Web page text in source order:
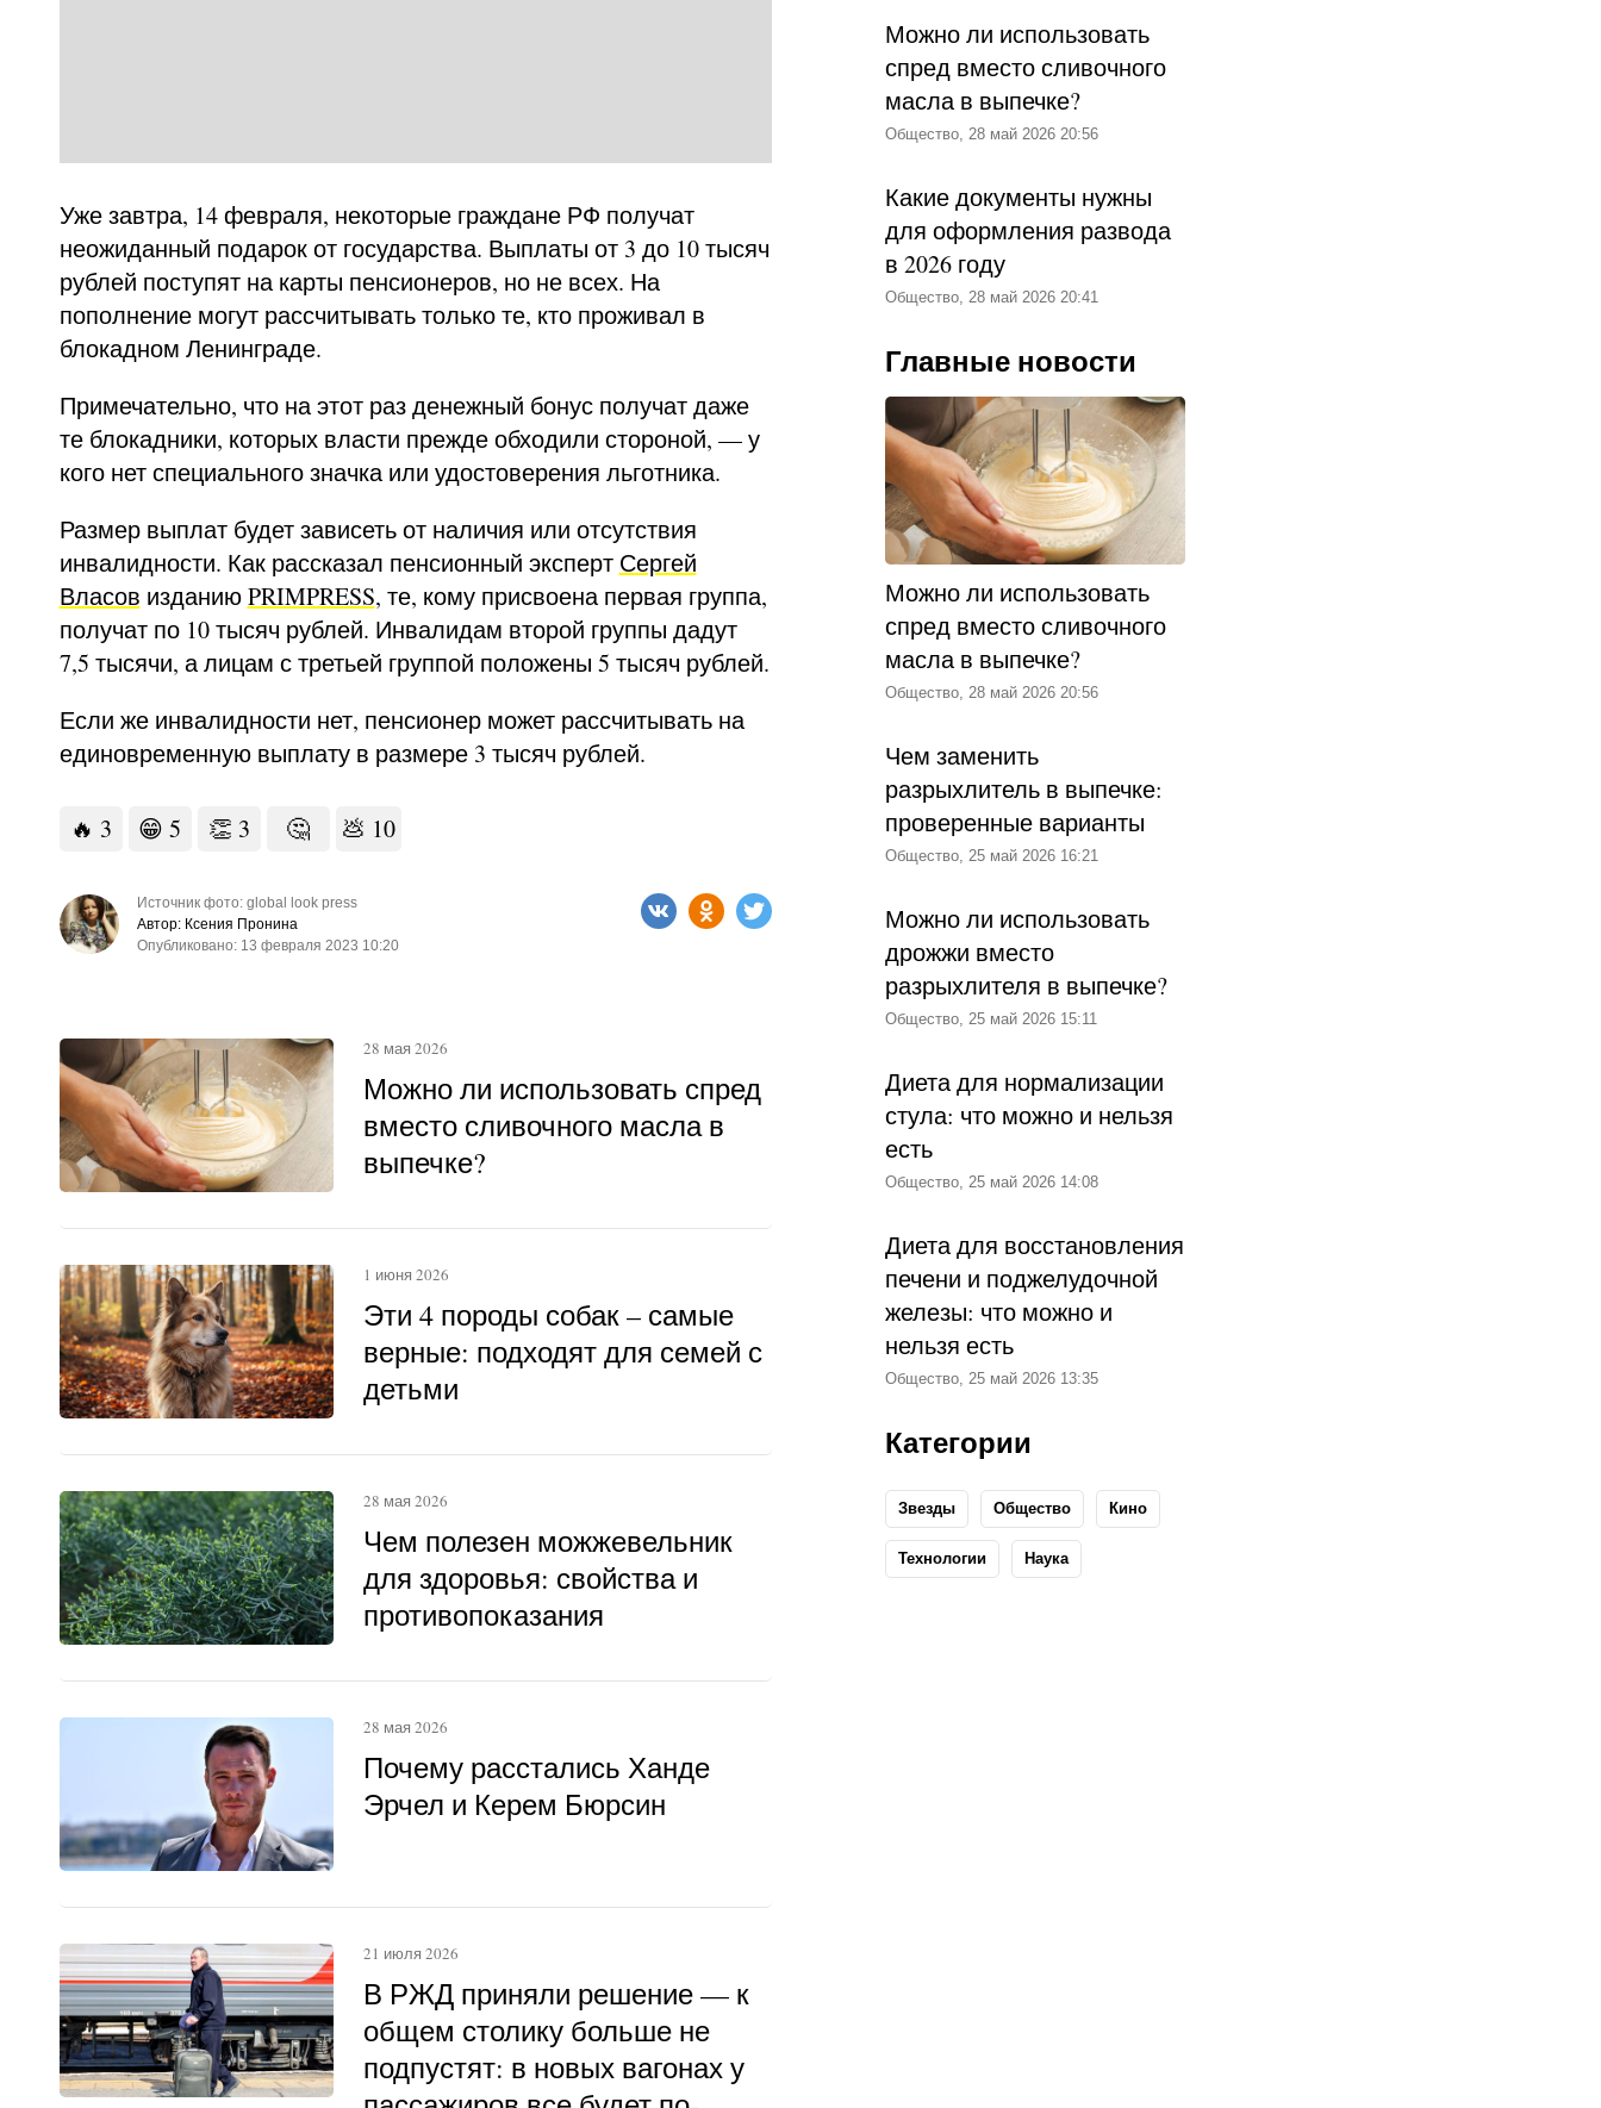
Уже завтра, 14 февраля, некоторые граждане РФ получат
неожиданный подарок от государства. Выплаты от 3 до 10 тысяч
рублей поступят на карты пенсионеров, но не всех. На
пополнение могут рассчитывать только те, кто проживал в
блокадном Ленинграде.
Примечательно, что на этот раз денежный бонус получат даже
те блокадники, которых власти прежде обходили стороной, — у
кого нет специального значка или удостоверения льготника.
Размер выплат будет зависеть от наличия или отсутствия
инвалидности. Как рассказал пенсионный эксперт Сергей
Власов изданиюPRIMPRESS, те, кому присвоена первая группа,
получат по 10 тысяч рублей. Инвалидам второй группы дадут
7,5 тысячи, а лицам с третьей группой положены 5 тысяч рублей.
Если же инвалидности нет, пенсионер может рассчитывать на
единовременную выплату в размере 3 тысяч рублей.
🔥 3 😁 5 👏 3 🤔 💩 10
Источник фото: global look press
Автор: Ксения Пронина
Опубликовано: 13 февраля 2023 10:20
Можно ли использовать спред
вместо сливочного масла в
выпечке?
28 мая 2026
Эти 4 породы собак – самые
верные: подходят для семей с
детьми
1 июня 2026
Чем полезен можжевельник
для здоровья: свойства и
противопоказания
28 мая 2026
Почему расстались Ханде
Эрчел и Керем Бюрсин
28 мая 2026
В РЖД приняли решение — к
общем столику больше не
подпустят: в новых вагонах у
21 июля 2026
Можно ли использовать
спред вместо сливочного
масла в выпечке?
Общество, 28 май 2026 20:56
Какие документы нужны
для оформления развода
в 2026 году
Общество, 28 май 2026 20:41
Главные новости
Можно ли использовать
спред вместо сливочного
масла в выпечке?
Общество, 28 май 2026 20:56
Чем заменить
разрыхлитель в выпечке:
проверенные варианты
Общество, 25 май 2026 16:21
Можно ли использовать
дрожжи вместо
разрыхлителя в выпечке?
Общество, 25 май 2026 15:11
Диета для нормализации
стула: что можно и нельзя
есть
Общество, 25 май 2026 14:08
Диета для восстановления
печени и поджелудочной
железы: что можно и
нельзя есть
Общество, 25 май 2026 13:35
Категории
Звезды Общество Кино
Технологии Наука